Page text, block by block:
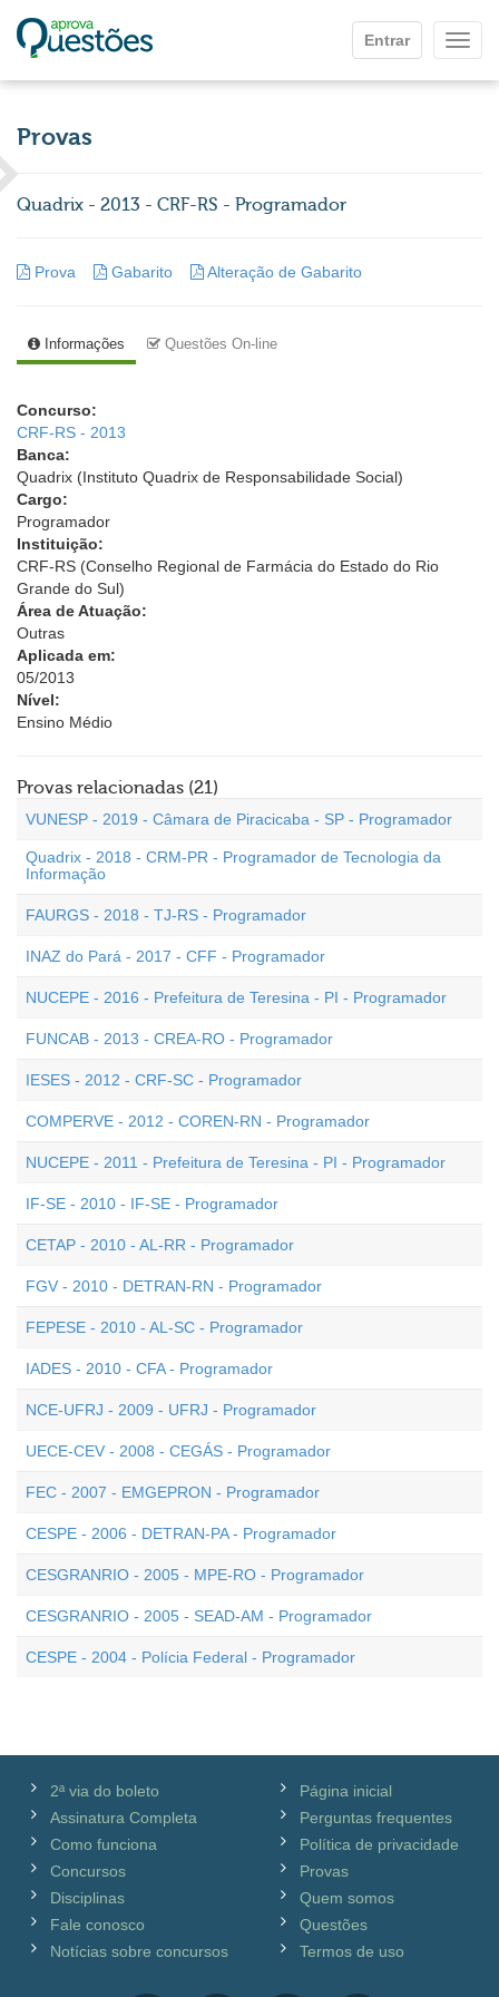
Entrar
Provas
Quadrix - 2013 - CRF-RS - Programador
Prova Gabarito Alteração de Gabarito
Informações Questões On-line
Concurso:
CRF-RS - 2013
Banca:
Quadrix (Instituto Quadrix de Responsabilidade Social)
Cargo:
Programador
Instituição:
CRF-RS (Conselho Regional de Farmácia do Estado do Rio
Grande do Sul)
Área de Atuação:
Outras
Aplicada em:
05/2013
Nível:
Ensino Médio
Provas relacionadas (21)
VUNESP - 2019 - Câmara de Piracicaba - SP - Programador
Quadrix - 2018 - CRM-PR - Programador de Tecnologia da
Informação
FAURGS - 2018 - TJ-RS - Programador
INAZ do Pará - 2017 - CFF - Programador
NUCEPE - 2016 - Prefeitura de Teresina - PI - Programador
FUNCAB - 2013 - CREA-RO - Programador
IESES - 2012 - CRF-SC - Programador
COMPERVE - 2012 - COREN-RN - Programador
NUCEPE - 2011 - Prefeitura de Teresina - PI - Programador
IF-SE - 2010 - IF-SE - Programador
CETAP - 2010 - AL-RR - Programador
FGV - 2010 - DETRAN-RN - Programador
FEPESE - 2010 - AL-SC - Programador
IADES - 2010 - CFA - Programador
NCE-UFRJ - 2009 - UFRJ - Programador
UECE-CEV - 2008 - CEGÁS - Programador
FEC - 2007 - EMGEPRON - Programador
CESPE - 2006 - DETRAN-PA - Programador
CESGRANRIO - 2005 - MPE-RO - Programador
CESGRANRIO - 2005 - SEAD-AM - Programador
CESPE - 2004 - Polícia Federal - Programador
2ª via do boleto
Assinatura Completa
Como funciona
Concursos
Disciplinas
Fale conosco
Notícias sobre concursos
Página inicial
Perguntas frequentes
Política de privacidade
Provas
Quem somos
Questões
Termos de uso